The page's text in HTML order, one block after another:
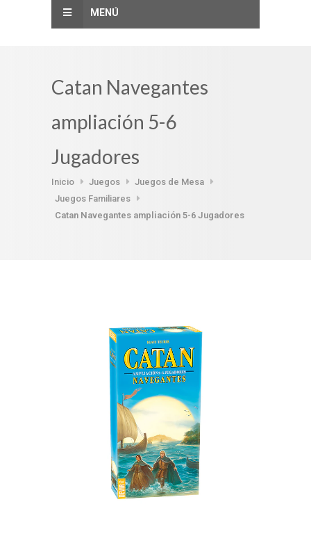
MENÚ
Catan Navegantes
ampliación 5-6
Jugadores
Inicio Juegos
Juegos de Mesa
Juegos Familiares
Catan Navegantes ampliación 5-6 Jugadores